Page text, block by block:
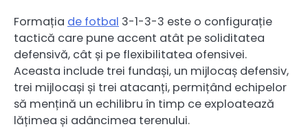
Formația de fotbal 3-1-3-3 este o configurație
tactică care pune accent atât pe soliditatea
defensivă, cât și pe flexibilitatea ofensivei.
Aceasta include trei fundași, un mijlocaș defensiv,
trei mijlocași și trei atacanți, permițând echipelor
să mențină un echilibru în timp ce exploatează
lățimea și adâncimea terenului.